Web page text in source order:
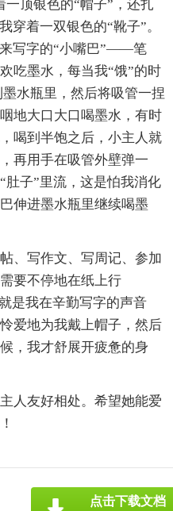
顶银色的“帽子”，还扎
穿着一双银色的“靴子”。
写字的“小嘴巴”——笔
吃墨水，每当我“饿”的时
水瓶里，然后将吸管一捏
地大口大口喝墨水，有时
喝到半饱之后，小主人就
再用手在吸管外壁弹一
肚子”里流，这是怕我消化
伸进墨水瓶里继续喝墨
、写作文、写周记、参加
要不停地在纸上行
是我在辛勤写字的声音
爱地为我戴上帽子，然后
，我才舒展开疲惫的身
人友好相处。希望她能爱
点击下载文档